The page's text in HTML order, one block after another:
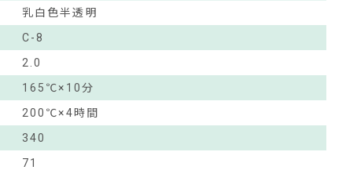
乳白色半透明
C-8
2.0
165℃×10分
200℃×4時間
340
71